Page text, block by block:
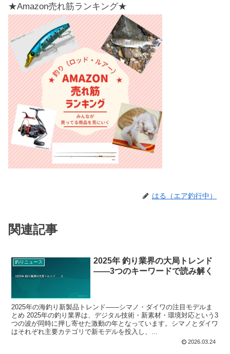
★Amazon売れ筋ランキング★
はる（エア釣行中）
関連記事
釣りニュース
2025年 釣り業界の大局トレンド
——3つのキーワードで読み解く
2025年の海釣り新製品トレンド——シマノ・ダイワの注目モデルま
とめ 2025年の釣り業界は、デジタル技術・新素材・環境対応という3
つの波が同時に押し寄せた激動の年となっています。シマノとダイワ
はそれぞれ主要カテゴリで新モデルを投入し、...
2026.03.24